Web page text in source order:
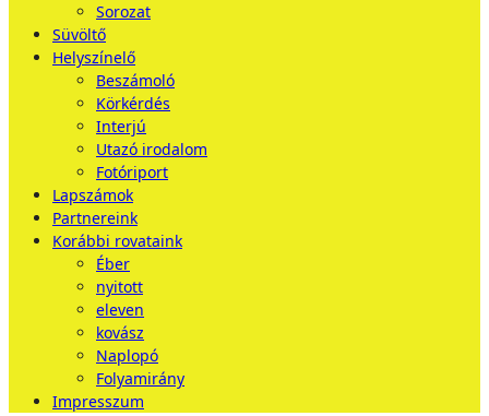
Sorozat
Süvöltő
Helyszínelő
Beszámoló
Körkérdés
Interjú
Utazó irodalom
Fotóriport
Lapszámok
Partnereink
Korábbi rovataink
Éber
nyitott
eleven
kovász
Naplopó
Folyamirány
Impresszum